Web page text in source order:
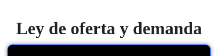
Ley de oferta y demanda